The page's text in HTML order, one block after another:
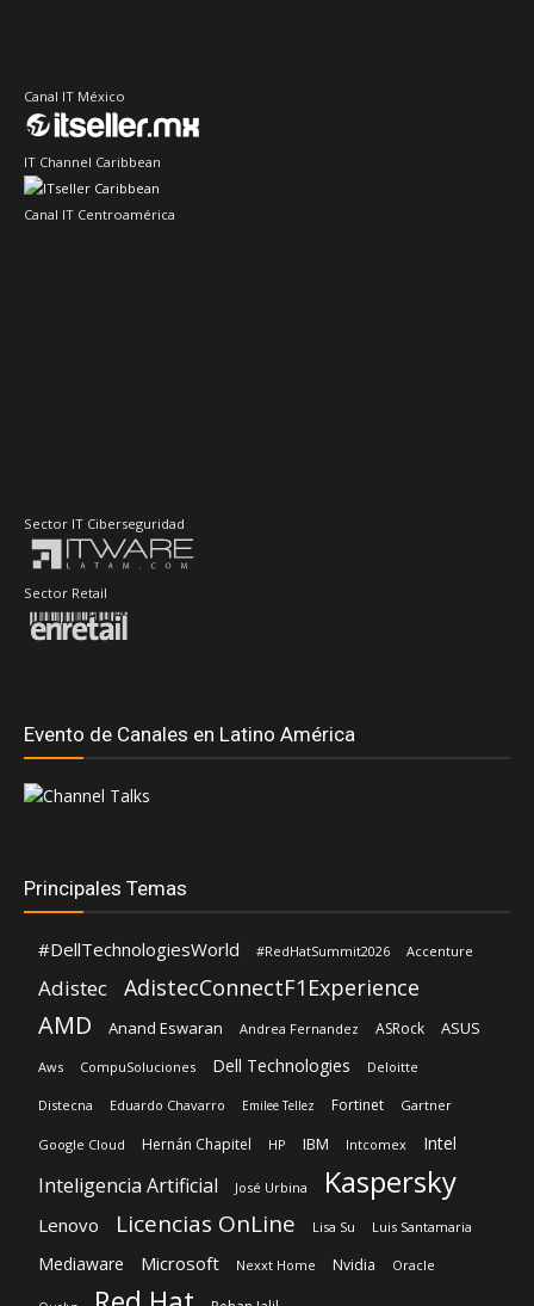
Canal IT México
IT Channel Caribbean
Canal IT Centroamérica
Sector IT Ciberseguridad
Sector Retail
Evento de Canales en Latino América
Principales Temas
#DellTechnologiesWorld #RedHatSummit2026 Accenture
Adistec AdistecConnectF1Experience
AMD Anand Eswaran Andrea Fernandez ASRock ASUS
Aws CompuSoluciones Dell Technologies Deloitte
Distecna Eduardo Chavarro Emilee Tellez Fortinet Gartner
Google Cloud Hernán Chapitel HP IBM Intcomex Intel
Inteligencia Artificial José Urbina Kaspersky
Lenovo Licencias OnLine Lisa Su Luis Santamaria
Mediaware Microsoft Nexxt Home Nvidia Oracle